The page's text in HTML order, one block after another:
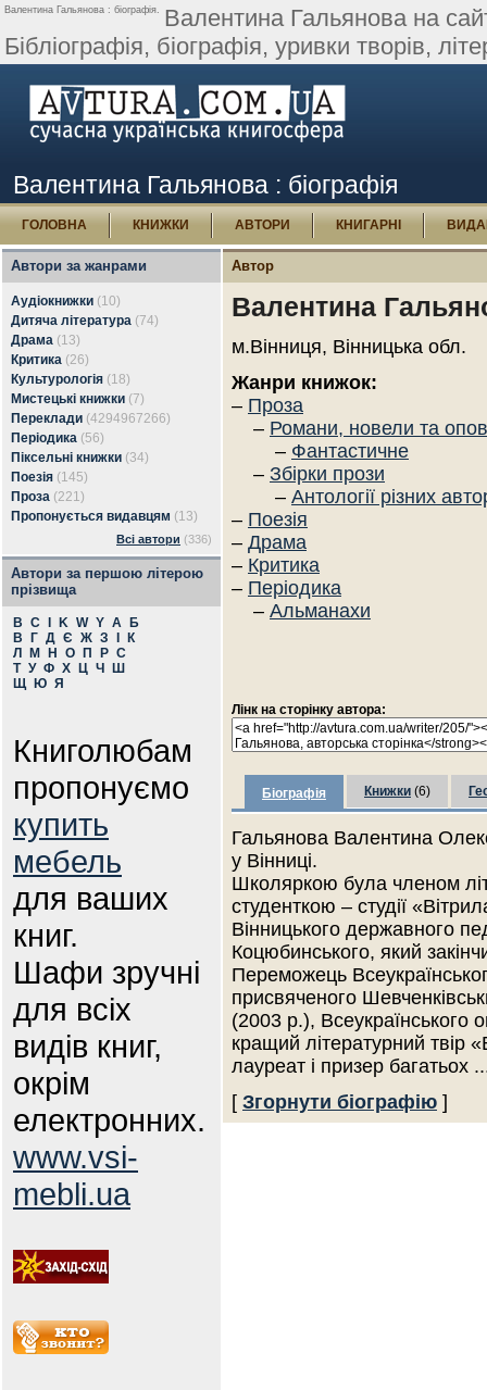
Валентина Гальянова : біографія. Валентина Гальянова на
Бібліографія, біографія, уривки творів,
Валентина Гальянова : біографія
ГОЛОВНА КНИЖКИ АВТОРИ КНИГАРНІ
Автори за жанрами
Аудіокнижки (10)
Дитяча література (74)
Драма (13)
Критика (26)
Культурологія (18)
Мистецькі книжки (7)
Переклади (4294967266)
Періодика (56)
Піксельні книжки (34)
Поезія (145)
Проза (221)
Пропонується видавцям (13)
Всі автори (336)
Автори за першою літерою
прізвища
B C K W Y А
Б
В
Г Д Є Ж З
К
Л
М Н О П Р С
Т У Ф Х Ц Ч
Ш
Щ
Ю Я
Книголюбам
пропонуємо
купить
мебель
для ваших
книг.
Шафи зручні
для всіх
видів книг,
окрім
електронних.
www.vsi-
mebli.ua
Автор
Валентина
м.Вінниця, Вінницька обл.
Жанри книжок:
– Проза
– Романи, новели та
– Фантастичне
– Збірки прози
– Антології різних
– Поезія
– Драма
– Критика
– Періодика
– Альманахи
Лінк на сторінку автора:
Біографія Книжки (6)
Гальянова Валентина
у Вінниці.
Школяркою була членом
студенткою – студії
Вінницького державного
Коцюбинського, який
Переможець
присвяченого
(2003 р.), Всеукраїнського
кращий літературний твір
лауреат і призер багатьох
[ Згорнути біографію ]